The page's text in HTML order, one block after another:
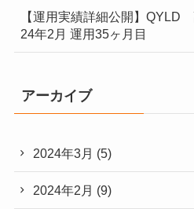
【運用実績詳細公開】
24年2月 運用35ヶ月目
アーカイブ
2024年3月 (5)
2024年2月 (9)